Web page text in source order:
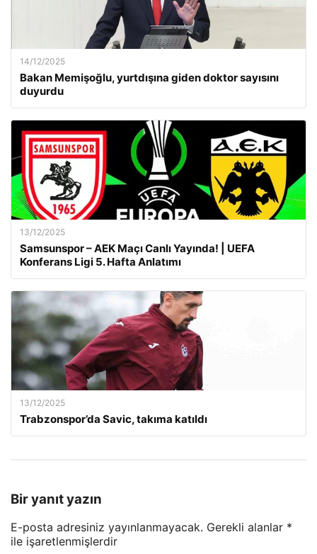
14/12/2025
Bakan Memişoğlu, yurtdışına giden doktor sayısını
duyurdu
13/12/2025
Samsunspor – AEK Maçı Canlı Yayında! | UEFA
Konferans Ligi 5. Hafta Anlatımı
13/12/2025
Trabzonspor’da Savic, takıma katıldı
Bir yanıt yazın
E-posta adresiniz yayınlanmayacak. Gerekli alanlar *
ile işaretlenmişlerdir